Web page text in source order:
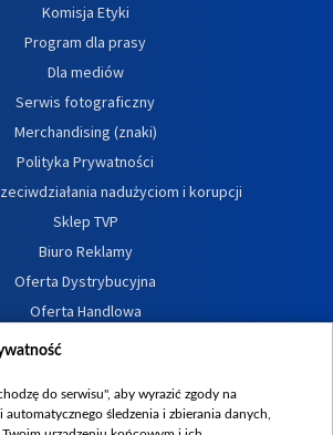
Komisja Etyki
Program dla prasy
Dla mediów
Serwis fotograficzny
Merchandising (znaki)
Polityka Prywatności
nadużyciom i korupcji
Sklep TVP
Biuro Reklamy
Oferta Dystrybucyjna
Oferta Handlowa
Dostępność
zgłoszeń wewnętrznych
do serwisu", aby wyrazić zgody na
automatycznego śledzenia i zbierania danych,